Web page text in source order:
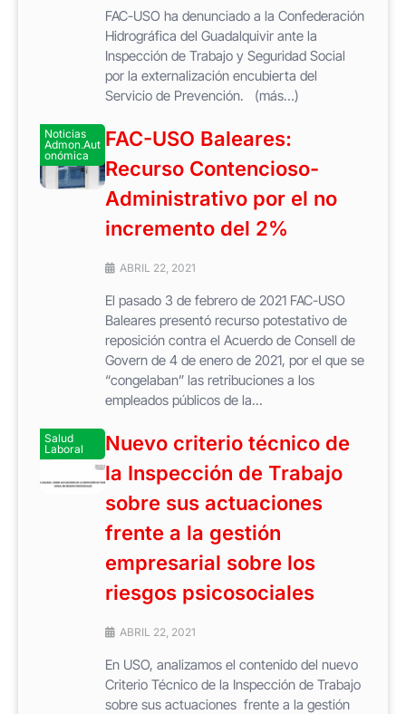
FAC-USO ha denunciado a la Confederación
Hidrográfica del Guadalquivir ante la
Inspección de Trabajo y Seguridad Social
por la externalización encubierta del
Servicio de Prevención. (más…)
Noticias
Admon.Aut
onómica
FAC-USO Baleares:
Recurso Contencioso-
Administrativo por el no
incremento del 2%
ABRIL 22, 2021
El pasado 3 de febrero de 2021 FAC-USO
Baleares presentó recurso potestativo de
reposición contra el Acuerdo de Consell de
Govern de 4 de enero de 2021, por el que se
“congelaban” las retribuciones a los
empleados públicos de la...
Salud
Laboral
Nuevo criterio técnico de
la Inspección de Trabajo
sobre sus actuaciones
frente a la gestión
empresarial sobre los
riesgos psicosociales
ABRIL 22, 2021
En USO, analizamos el contenido del nuevo
Criterio Técnico de la Inspección de Trabajo
sobre sus actuaciones frente a la gestión